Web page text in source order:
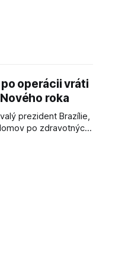
operácii vráti
roka
prezident Brazílie,
po zdravotných